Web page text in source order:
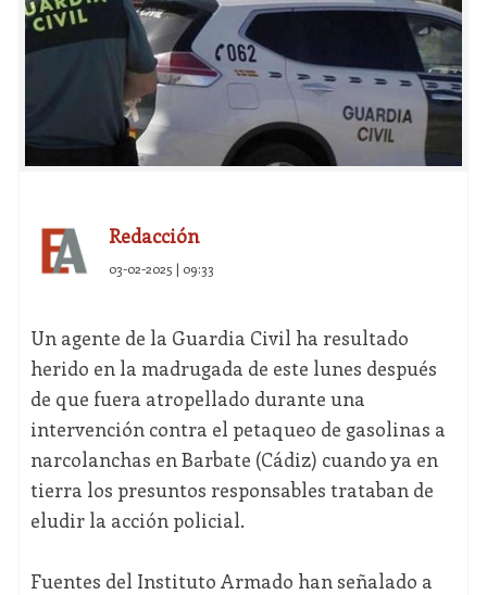
Redacción
03-02-2025 | 09:33
Un agente de la Guardia Civil ha resultado
herido en la madrugada de este lunes después
de que fuera atropellado durante una
intervención contra el petaqueo de gasolinas a
narcolanchas en Barbate (Cádiz) cuando ya en
tierra los presuntos responsables trataban de
eludir la acción policial.
Fuentes del Instituto Armado han señalado a